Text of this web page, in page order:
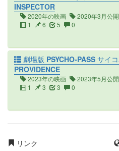
INSPECTOR
2020年の映画
2020年3月公開
1
6 5 0
劇場版 PSYCHO-PASS サイ
PROVIDENCE
2023年の映画
2023年5月公開
1
3 3 0
リンク